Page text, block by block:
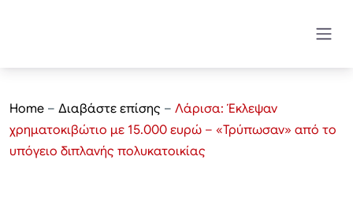
Home – Διαβάστε επίσης – Λάρισα: Έκλεψαν
χρηματοκιβώτιο με 15.000 ευρώ – «Τρύπωσαν» από το
υπόγειο διπλανής πολυκατοικίας